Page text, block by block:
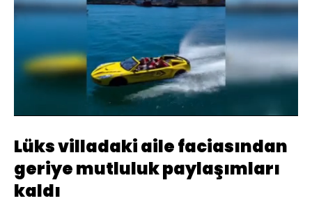
Aç
Yüklendi
Hızı
Lüks villadaki aile faciasından
geriye mutluluk paylaşımları
kaldı